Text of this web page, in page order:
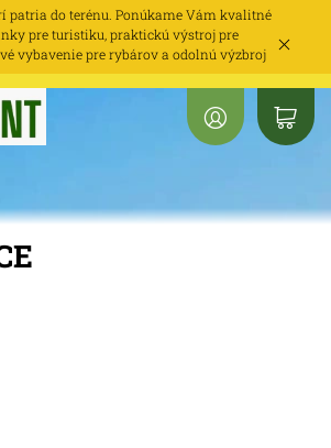
patria do terénu. Ponúkame Vám kvalitné
pre turistiku, praktickú výstroj pre
vybavenie pre rybárov a odolnú výzbroj